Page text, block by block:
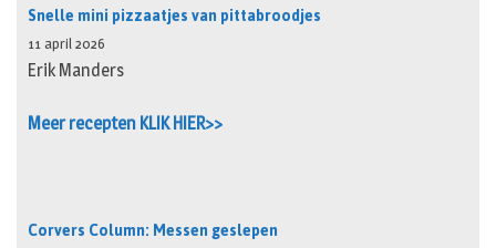
Snelle mini pizzaatjes van pittabroodjes
11 april 2026
Erik Manders
Meer recepten KLIK HIER>>
Corvers Column: Messen geslepen